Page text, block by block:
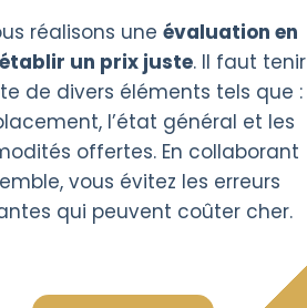
réalisons une évaluation en
un prix juste. Il faut tenir
de divers éléments tels que :
l’état général et les
offertes. En collaborant
vous évitez les erreurs
qui peuvent coûter cher.